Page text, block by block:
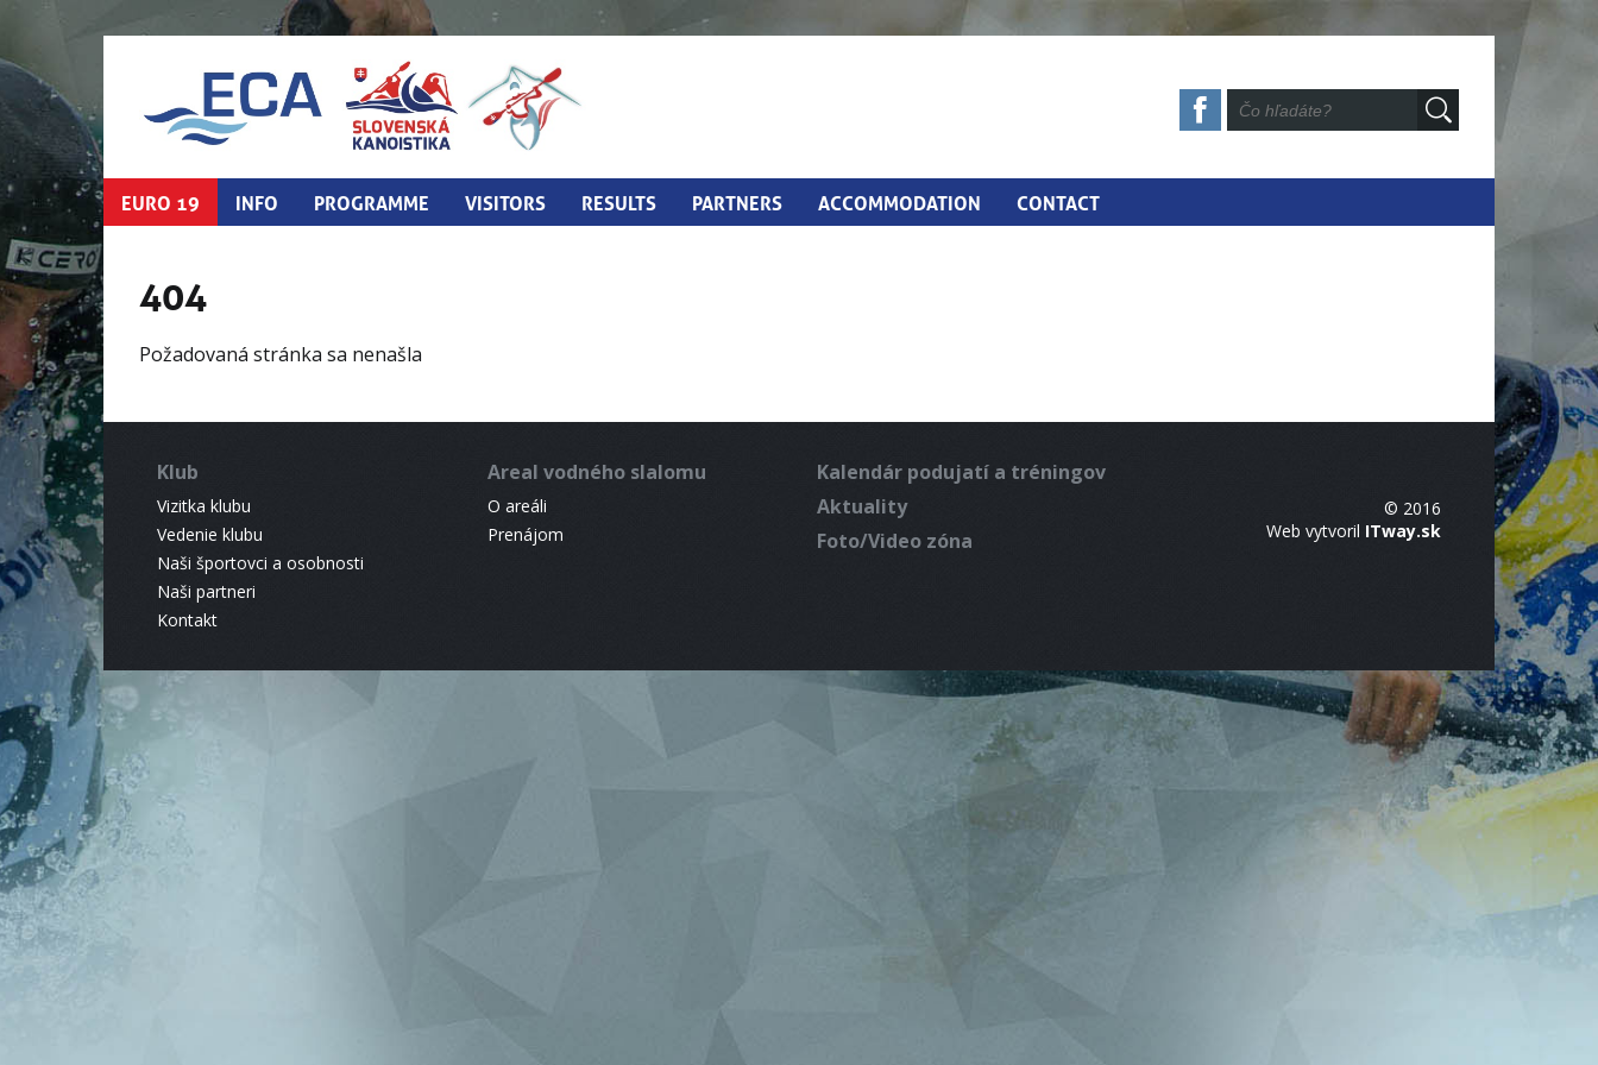
EURO 19 INFO PROGRAMME VISITORS RESULTS PARTNERS ACCOMMODATION CONTACT
404
Požadovaná stránka sa nenašla
Klub
Vizitka klubu
Vedenie klubu
Naši športovci a osobnosti
Naši partneri
Kontakt
Areal vodného slalomu
O areáli
Prenájom
Kalendár podujatí a tréningov
Aktuality
Foto/Video zóna
© 2016
Web vytvoril ITway.sk